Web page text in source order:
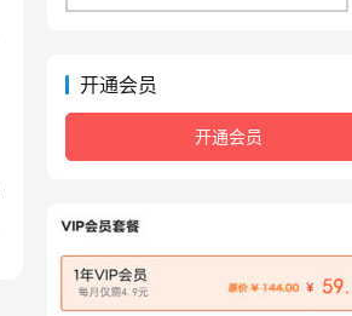
开通会员
开通会员